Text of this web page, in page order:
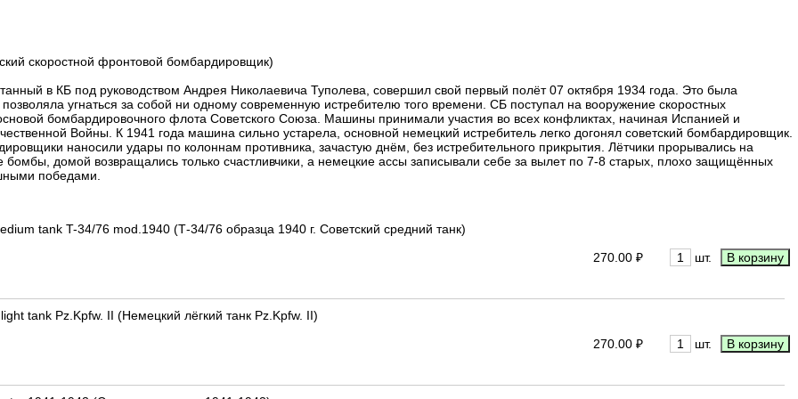
скоростной фронтовой бомбардировщик)
в КБ под руководством Андрея Николаевича Туполева, совершил свой первый полёт 07 октября 1934 года. Это была
угнаться за собой ни одному современную истребителю того времени. СБ поступал на вооружение скоростных
бомбардировочного флота Советского Союза. Машины принимали участия во всех конфликтах, начиная Испанией и
Войны. К 1941 года машина сильно устарела, основной немецкий истребитель легко догонял советский бомбардировщик.
наносили удары по колоннам противника, зачастую днём, без истребительного прикрытия. Лётчики прорывались на
домой возвращались только счастливчики, а немецкие ассы записывали себе за вылет по 7-8 старых, плохо защищённых
победами.
tank T-34/76 mod.1940 (Т-34/76 образца 1940 г. Советский средний танк)
270.00 ₽
шт.
tank Pz.Kpfw. II (Немецкий лёгкий танк Pz.Kpfw. II)
270.00 ₽
шт.